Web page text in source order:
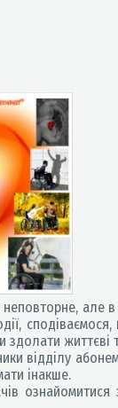
але в
події,
здолати
відділу
інакше.